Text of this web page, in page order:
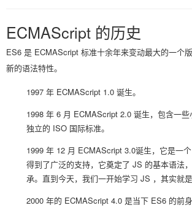
ECMAScript 的历史
ES6 是 ECMAScript 标准十余年来变动最大的一个
新的语法特性。
1997 年 ECMAScript 1.0 诞生。
1998 年 6 月 ECMAScript 2.0 诞生，包含一
独立的 ISO 国际标准。
1999 年 12 月 ECMAScript 3.0诞生，它是一
得到了广泛的支持，它奠定了 JS 的基本语法
承。直到今天，我们一开始学习 JS ，其实就
2000 年的 ECMAScript 4.0 是当下 ES6 的前